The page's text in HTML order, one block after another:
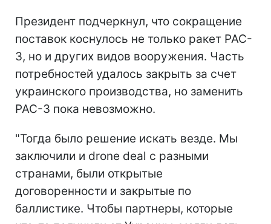
Президент подчеркнул, что сокращение
поставок коснулось не только ракет PAC-
3, но и других видов вооружения. Часть
потребностей удалось закрыть за счет
украинского производства, но заменить
PAC-3 пока невозможно.
"Тогда было решение искать везде. Мы
заключили и drone deal с разными
странами, были открытые
договоренности и закрытые по
баллистике. Чтобы партнеры, которые